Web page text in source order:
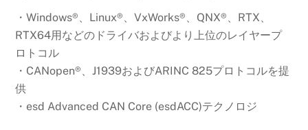
・Windows®、Linux®、VxWorks®、QNX®、RTX、
RTX64用などのドライバおよびより上位のレイヤープ
ロトコル
・CANopen®、J1939およびARINC 825プロトコルを提
供
・esd Advanced CAN Core (esdACC)テクノロジ